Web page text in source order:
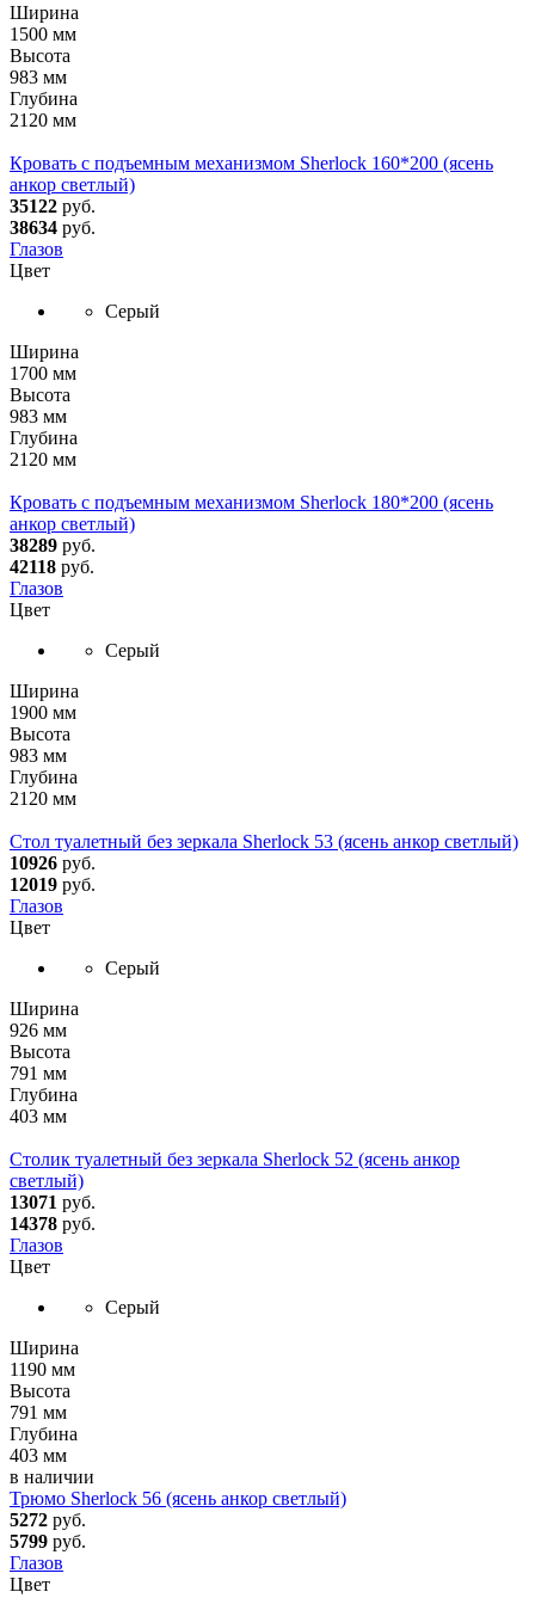
Ширина
1500 мм
Высота
983 мм
Глубина
2120 мм
Кровать с подъемным механизмом Sherlock 160*200 (ясень
анкор светлый)
35122 руб.
38634 руб.
Глазов
Цвет
Серый
Ширина
1700 мм
Высота
983 мм
Глубина
2120 мм
Кровать с подъемным механизмом Sherlock 180*200 (ясень
анкор светлый)
38289 руб.
42118 руб.
Глазов
Цвет
Серый
Ширина
1900 мм
Высота
983 мм
Глубина
2120 мм
Стол туалетный без зеркала Sherlock 53 (ясень анкор светлый)
10926 руб.
12019 руб.
Глазов
Цвет
Серый
Ширина
926 мм
Высота
791 мм
Глубина
403 мм
Столик туалетный без зеркала Sherlock 52 (ясень анкор
светлый)
13071 руб.
14378 руб.
Глазов
Цвет
Серый
Ширина
1190 мм
Высота
791 мм
Глубина
403 мм
в наличии
Трюмо Sherlock 56 (ясень анкор светлый)
5272 руб.
5799 руб.
Глазов
Цвет